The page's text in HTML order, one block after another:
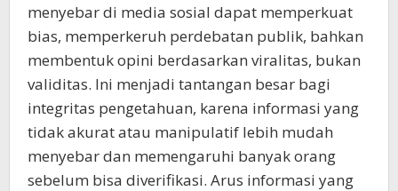
menyebar di media sosial dapat memperkuat
bias, memperkeruh perdebatan publik, bahkan
membentuk opini berdasarkan viralitas, bukan
validitas. Ini menjadi tantangan besar bagi
integritas pengetahuan, karena informasi yang
tidak akurat atau manipulatif lebih mudah
menyebar dan memengaruhi banyak orang
sebelum bisa diverifikasi. Arus informasi yang